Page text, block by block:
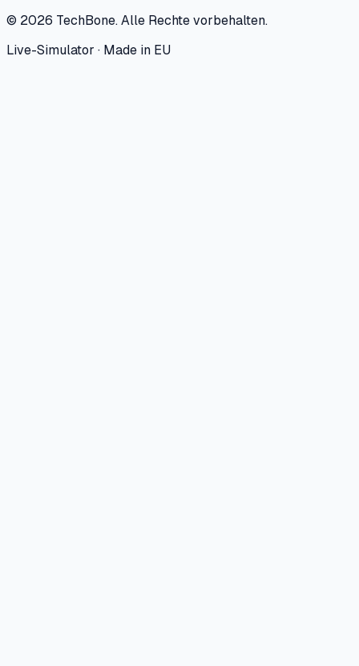
© 2026 TechBone.Alle Rechte vorbehalten.
Live-Simulator · Made in EU